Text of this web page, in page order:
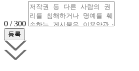
0 / 300